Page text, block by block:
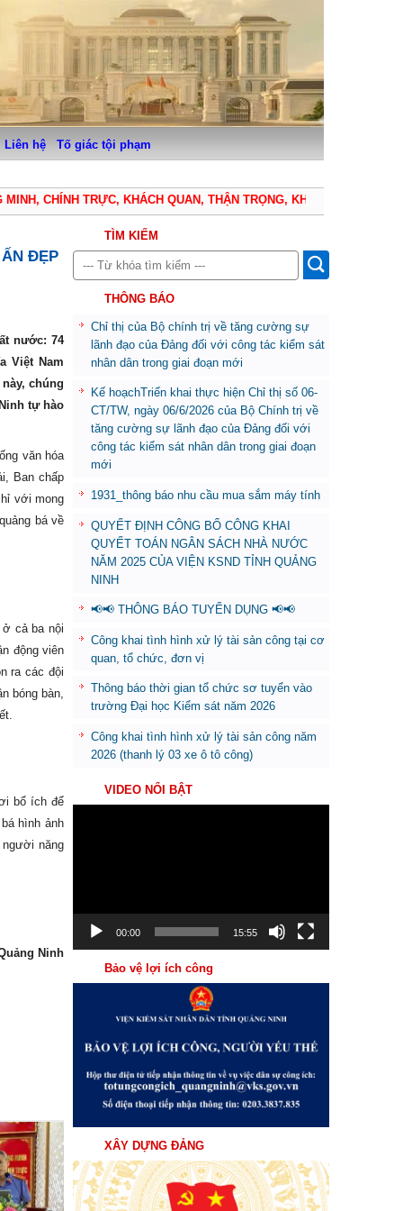
Liên hệ Tố giác tội phạm
CHÍNH TRỰC, KHÁCH QUAN, THẬN TRỌNG, KHIÊM TỐN
ĐẸP
nước: 74
Việt Nam
chúng
tự hào
văn hóa
Ban chấp
với mong
bá về
ở cả ba nội
động viên
ra các đội
bóng bàn,
bổ ích để
hình ảnh
người năng
Ninh
Th7
TÌM KIẾM
THÔNG BÁO
Chỉ thị của Bộ chính trị về tăng cường sự
lãnh đạo của Đảng đối với công tác kiểm sát
nhân dân trong giai đoạn mới
Kế hoạchTriển khai thực hiện Chỉ thị số 06-
CT/TW, ngày 06/6/2026 của Bộ Chính trị về
tăng cường sự lãnh đạo của Đảng đối với
công tác kiểm sát nhân dân trong giai đoạn
mới
1931_thông báo nhu cầu mua sắm máy tính
QUYẾT ĐỊNH CÔNG BỐ CÔNG KHAI
QUYẾT TOÁN NGÂN SÁCH NHÀ NƯỚC
NĂM 2025 CỦA VIỆN KSND TỈNH QUẢNG
NINH
📢📢 THÔNG BÁO TUYỂN DỤNG 📢📢
Công khai tình hình xử lý tài sản công tại cơ
quan, tổ chức, đơn vị
Thông báo thời gian tổ chức sơ tuyển vào
trường Đại học Kiểm sát năm 2026
Công khai tình hình xử lý tài sản công năm
2026 (thanh lý 03 xe ô tô công)
VIDEO NỔI BẬT
00:00 15:55
Bảo vệ lợi ích công
XÂY DỰNG ĐẢNG